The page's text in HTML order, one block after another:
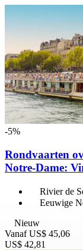
-5%
Rondvaarten
Notre-Dame:
Rivier de
Eeuwige
Nieuw
Vanaf US$ 45,06
US$ 42,81